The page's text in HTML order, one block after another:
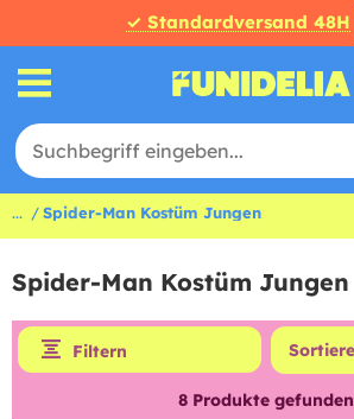
✓ Standardversand 48H
... Spider-Man Kostüm Jungen
Spider-Man Kostüm Jungen
Filtern
8 Produkte gefunden